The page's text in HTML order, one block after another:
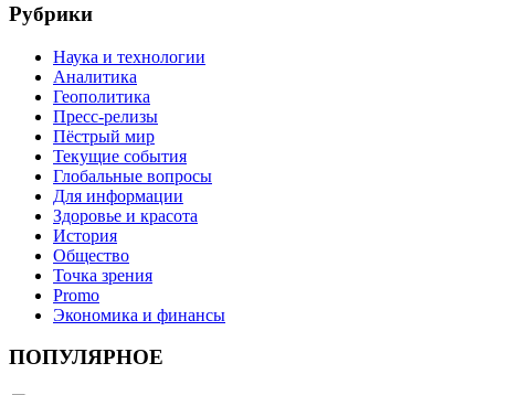
Рубрики
Наука и технологии
Аналитика
Геополитика
Пресс-релизы
Пёстрый мир
Текущие события
Глобальные вопросы
Для информации
Здоровье и красота
История
Общество
Точка зрения
Promo
Экономика и финансы
ПОПУЛЯРНОЕ